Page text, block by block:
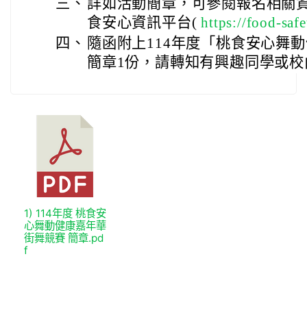
三、 詳如活動簡章，可參閱報名相關
食安心資訊平台(https://food-
四、 隨函附上114年度「桃食安心舞
簡章1份，請轉知有興趣同學或
1) 114年度 桃食安
心舞動健康嘉年華
街舞競賽 簡章.pd
f